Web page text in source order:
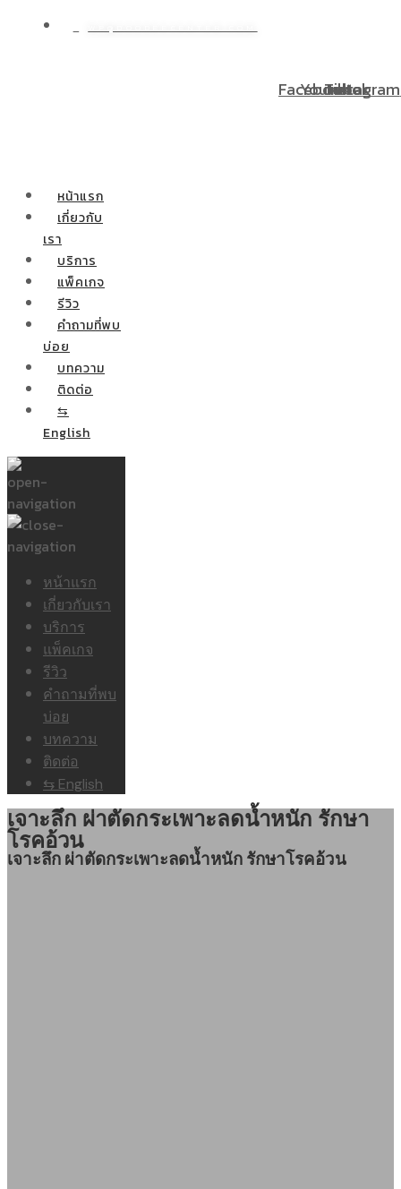
Facebook
Youtube
Tiktok
Instagram
หน้าแรก
เกี่ยวกับ
เรา
บริการ
แพ็คเกจ
รีวิว
คำถามที่พบ
บ่อย
บทความ
ติดต่อ
⇆
English
หน้าแรก
เกี่ยวกับเรา
บริการ
แพ็คเกจ
รีวิว
คำถามที่พบ
บ่อย
บทความ
ติดต่อ
⇆ English
เจาะลึก ผ่าตัดกระเพาะลดน้ำหนัก รักษา
โรคอ้วน
เจาะลึก ผ่าตัดกระเพาะลดน้ำหนัก รักษาโรคอ้วน